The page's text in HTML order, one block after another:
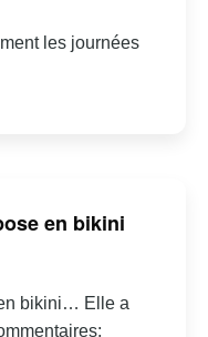
les journées
en bikini
bikini… Elle a